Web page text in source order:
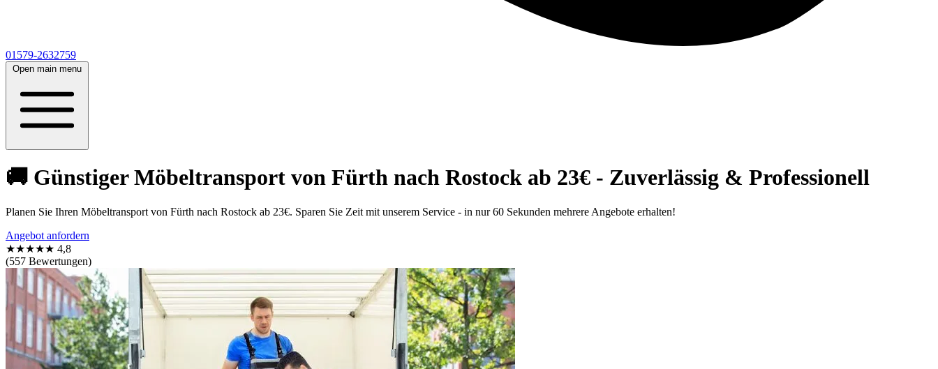
01579-2632759
Open main menu
🚚 Günstiger Möbeltransport von Fürth nach Rostock ab 23€ - Zuverlässig & Professionell
Planen Sie Ihren Möbeltransport von Fürth nach Rostock ab 23€. Sparen Sie Zeit mit unserem Service - in nur 60 Sekunden mehrere Angebote erhalten!
Angebot anfordern
★★★★★ 4,8
(557 Bewertungen)